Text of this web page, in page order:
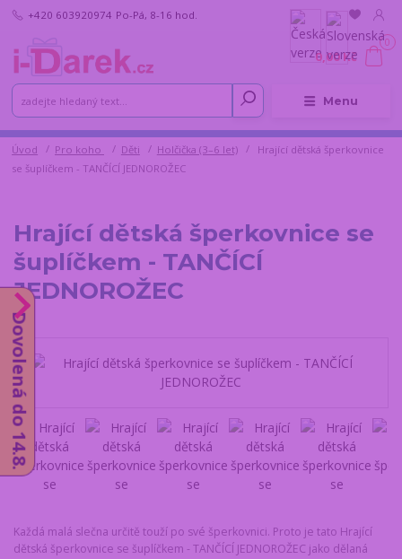
Menu
+420 603920974 Po-Pá, 8-16 hod.
0
0,00 Kč
Úvod Pro koho Děti Holčička (3–6 let)
Hrající dětská šperkovnice
se šuplíčkem - TANČÍCÍ JEDNOROŽEC
Hrající dětská šperkovnice se
šuplíčkem - TANČÍCÍ
JEDNOROŽEC
Každá malá slečna určitě touží po své šperkovnici. Proto je tato Hrající
dětská šperkovnice se šuplíčkem - TANČÍCÍ JEDNOROŽEC jako dělaná
Dovolená do 14.8.